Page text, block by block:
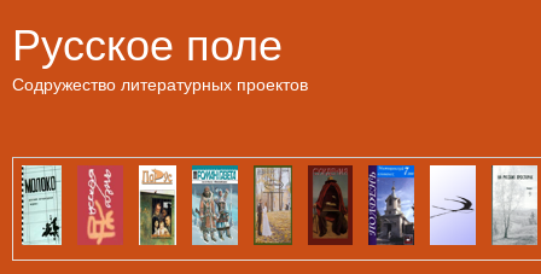
Русское поле
Содружество литературных проектов